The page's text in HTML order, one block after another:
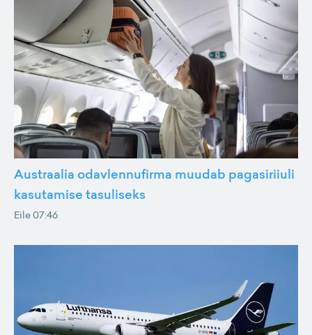
Austraalia odavlennufirma muudab pagasiriiuli
kasutamise tasuliseks
Eile 07:46